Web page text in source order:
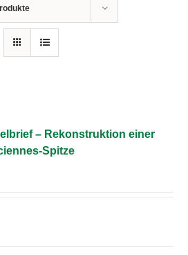
– Rekonstruktion einer
Spitze